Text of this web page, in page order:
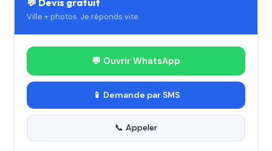
Ville + photos. Je réponds vite.
💬 Ouvrir WhatsApp
📱 Demande par SMS
📞 Appeler